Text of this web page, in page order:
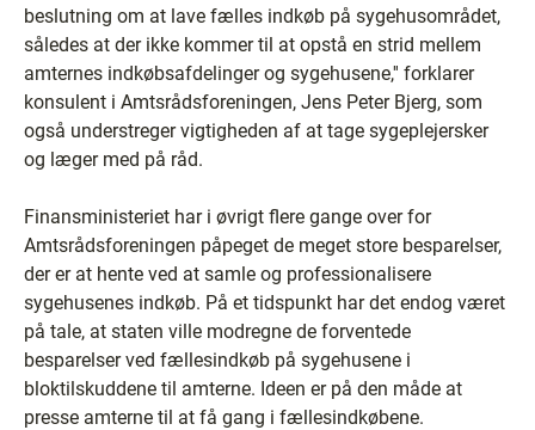
beslutning om at lave fælles indkøb på sygehusområdet,
således at der ikke kommer til at opstå en strid mellem
amternes indkøbsafdelinger og sygehusene,'' forklarer
konsulent i Amtsrådsforeningen, Jens Peter Bjerg, som
også understreger vigtigheden af at tage sygeplejersker
og læger med på råd.
Finansministeriet har i øvrigt flere gange over for
Amtsrådsforeningen påpeget de meget store besparelser,
der er at hente ved at samle og professionalisere
sygehusenes indkøb. På et tidspunkt har det endog været
på tale, at staten ville modregne de forventede
besparelser ved fællesindkøb på sygehusene i
bloktilskuddene til amterne. Ideen er på den måde at
presse amterne til at få gang i fællesindkøbene.